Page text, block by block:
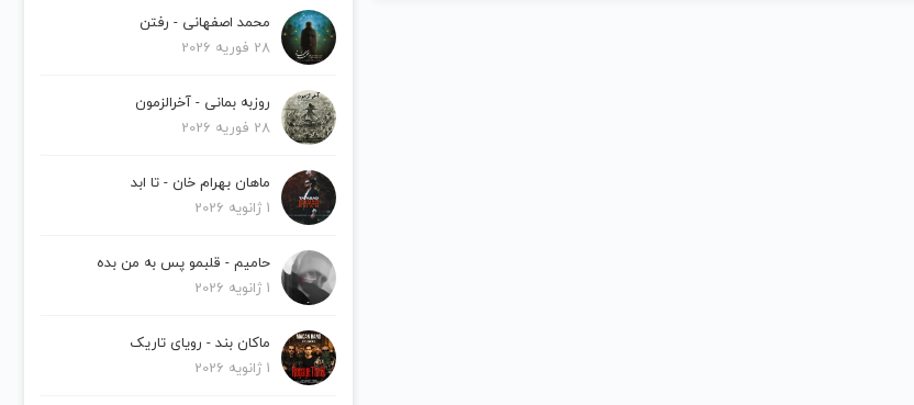
محمد اصفهانی - رفتن
28 فوریه 2026
روزبه بمانی - آخرالزمون
28 فوریه 2026
ماهان بهرام خان - تا ابد
1 ژانویه 2026
حامیم - قلبمو پس به من بده
1 ژانویه 2026
ماکان بند - رویای تاریک
1 ژانویه 2026